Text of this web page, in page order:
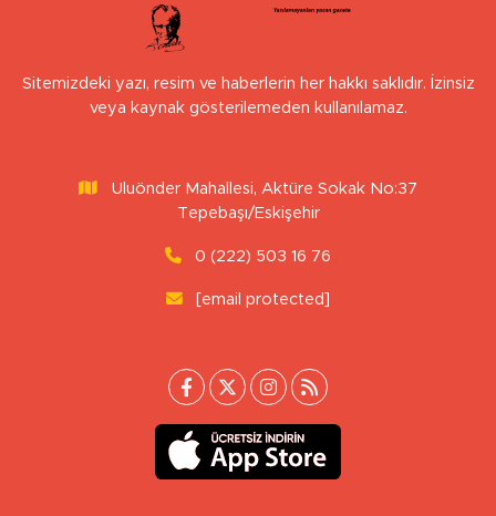
Sitemizdeki yazı, resim ve haberlerin her hakkı saklıdır. İzinsiz
veya kaynak gösterilemeden kullanılamaz.
Uluönder Mahallesi, Aktüre Sokak No:37
Tepebaşı/Eskişehir
0 (222) 503 16 76
[email protected]